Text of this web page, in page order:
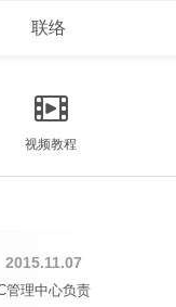
联络
视频教程
2015.11.07
管理中心负责